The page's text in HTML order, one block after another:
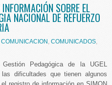
SOBRE EL
NACIONAL DE REFUERZO
COMUNICACION , COMUNICADOS,
Pedagógica de la UGEL
las dificultades que tienen algunos